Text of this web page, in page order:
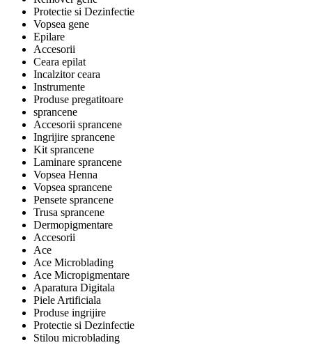
Protectie si Dezinfectie
Vopsea gene
Epilare
Accesorii
Ceara epilat
Incalzitor ceara
Instrumente
Produse pregatitoare
sprancene
Accesorii sprancene
Ingrijire sprancene
Kit sprancene
Laminare sprancene
Vopsea Henna
Vopsea sprancene
Pensete sprancene
Trusa sprancene
Dermopigmentare
Accesorii
Ace
Ace Microblading
Ace Micropigmentare
Aparatura Digitala
Piele Artificiala
Produse ingrijire
Protectie si Dezinfectie
Stilou microblading